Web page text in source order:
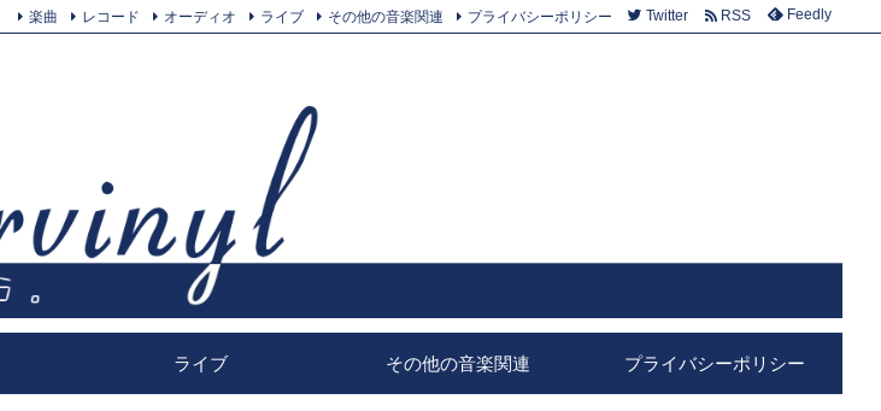
ライブ その他の音楽関連 プライバシーポリシー
楽曲 レコード オーディオ ライブ その他の音楽関連 プライバシーポリシー Twitter RSS Feedly